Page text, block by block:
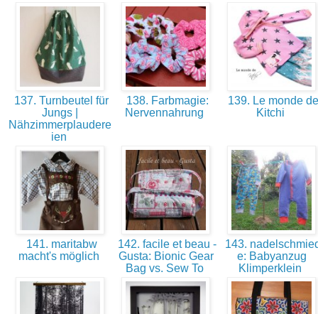
137. Turnbeutel für
Jungs |
Nähzimmerplaudere
ien
138. Farbmagie:
Nervennahrung
139. Le monde de
Kitchi
141. maritabw
macht's möglich
142. facile et beau -
Gusta: Bionic Gear
Bag vs. Sew To
143.
e: Babyanzug
Klimperklein